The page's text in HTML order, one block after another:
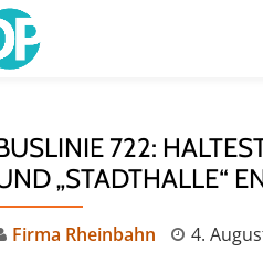
722:
„STADTHALLE“
Firma Rheinbahn 4.